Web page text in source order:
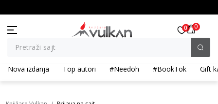
Pretraži sajt
0 0
Nova izdanja Top autori #Needoh #BookTok Gift